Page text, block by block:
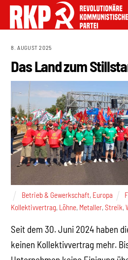
8. AUGUST 2025
Das Land zum
Betrieb & Gewerkschaft, Europa
Kollektivvertrag, Löhne, Metaller,Streik,
Seit dem 30. Juni 2024 haben
keinen Kollektivvertrag mehr.